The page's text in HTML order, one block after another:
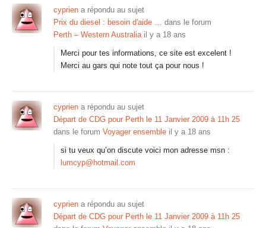
cyprien a répondu au sujet
Prix du diesel : besoin d'aide … dans le forum
Perth – Western Australia il y a 18 ans
Merci pour tes informations, ce site est excelent !
Merci au gars qui note tout ça pour nous !
cyprien a répondu au sujet
Départ de CDG pour Perth le 11 Janvier 2009 à 11h 25
dans le forum Voyager ensemble il y a 18 ans
si tu veux qu’on discute voici mon adresse msn :
lumcyp@hotmail.com
cyprien a répondu au sujet
Départ de CDG pour Perth le 11 Janvier 2009 à 11h 25